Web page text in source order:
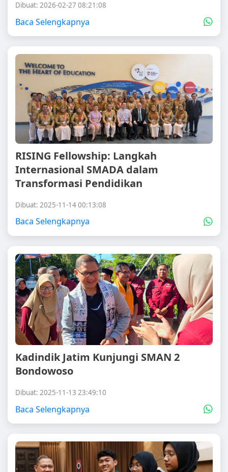
Dibuat: 2026-02-27 08:21:08
Baca Selengkapnya
RISING Fellowship: Langkah
Internasional SMADA dalam
Transformasi Pendidikan
Dibuat: 2025-11-14 00:13:08
Baca Selengkapnya
Kadindik Jatim Kunjungi SMAN 2
Bondowoso
Dibuat: 2025-11-13 23:49:10
Baca Selengkapnya